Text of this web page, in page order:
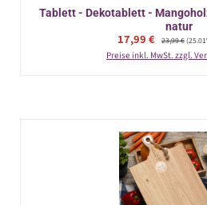
Tablett - Dekotablett -
natur
Verkaufspreis:
17,99 € Regulärer
23,99 €
Preise inkl. MwSt. zzgl.